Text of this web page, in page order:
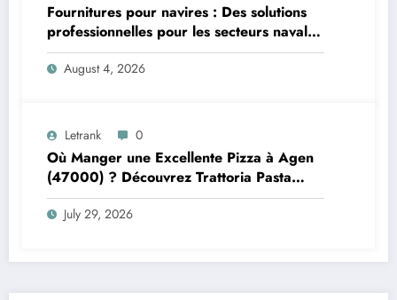
Fournitures pour navires : Des solutions
professionnelles pour les secteurs naval et
offshore
August 4, 2026
Letrank 0
Où Manger une Excellente Pizza à Agen
(47000) ? Découvrez Trattoria Pasta
Pizza Brax
July 29, 2026